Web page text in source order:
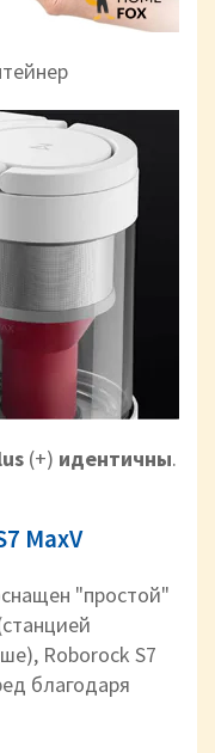
(+) идентичны.
MaxV
"простой"
Roborock S7
благодаря